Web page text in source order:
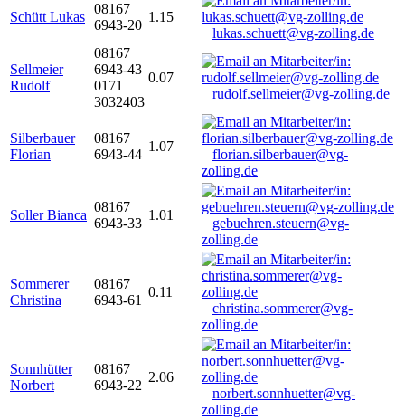
Schütt Lukas
08167
6943-20
1.15
lukas.schuett@vg-zolling.de
Sellmeier
Rudolf
08167
6943-43
0171
3032403
0.07
rudolf.sellmeier@vg-zolling.de
Silberbauer
Florian
08167
6943-44
1.07
florian.silberbauer@vg-
zolling.de
Soller Bianca
08167
6943-33
1.01
gebuehren.steuern@vg-
zolling.de
Sommerer
Christina
08167
6943-61
0.11
christina.sommerer@vg-
zolling.de
Sonnhütter
Norbert
08167
6943-22
2.06
norbert.sonnhuetter@vg-
zolling.de